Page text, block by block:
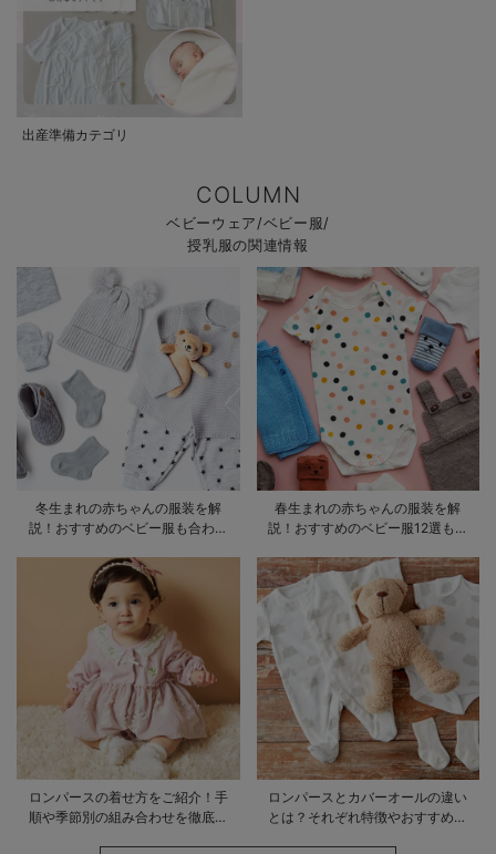
出産準備カテゴリ
COLUMN
ベビーウェア/ベビー服/
授乳服の関連情報
冬生まれの赤ちゃんの服装を解
説！おすすめのベビー服も合わせ
春生まれの赤ちゃんの服装を解
説！おすすめのベビー服12選も合
ロンパースの着せ方をご紹介！手
順や季節別の組み合わせを徹底解
ロンパースとカバーオールの違い
とは？それぞれ特徴やおすすめ商